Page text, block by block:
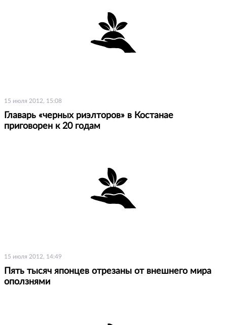
15 июля 2012, 15:08
Главарь «черных риэлторов» в Костанае
приговорен к 20 годам
15 июля 2012, 14:49
Пять тысяч японцев отрезаны от внешнего мира
оползнями